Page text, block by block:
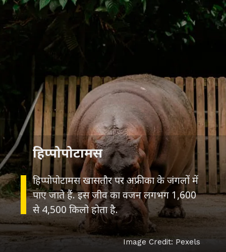
हिप्पोपोटामस खासतौर पर अफ्रीका के जंगलों में
पाए जाते हैं. इस जीव का वजन लगभग 1,600
से 4,500 किलो होता है.
हिप्पोपोटामस
Image Credit: Pexels